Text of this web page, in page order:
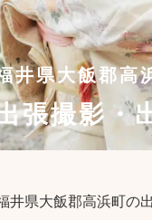
井県大飯郡高
張撮影・
井県大飯郡高浜町の